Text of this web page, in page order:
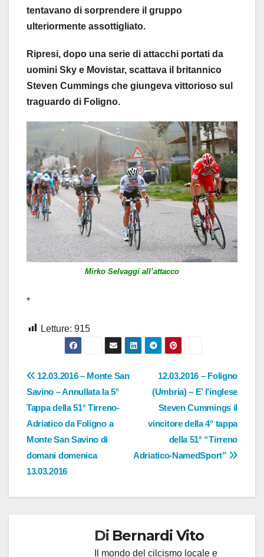
tentavano di sorprendere il gruppo
ulteriormente assottigliato.
Ripresi, dopo una serie di attacchi portati da
uomini Sky e Movistar, scattava il britannico
Steven Cummings che giungeva vittorioso sul
traguardo di Foligno.
Mirko Selvaggi all’attacco
*
Letture: 915
Navigazione
articoli
12.03.2016 – Foligno
(Umbria) – E’ l’inglese
Steven Cummings il
vincitore della 4° tappa
della 51° “Tirreno
Adriatico-NamedSport”
12.03.2016 – Monte San
Savino – Annullata la 5°
Tappa della 51° Tirreno-
Adriatico da Foligno a
Monte San Savino di
domani domenica
13.03.2016
Di Bernardi Vito
Il mondo del cilcismo locale e